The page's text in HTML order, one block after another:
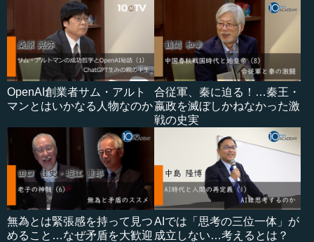
OpenAI創業者サム・アルト
マンとはいかなる人物なのか
合従軍、秦に迫る！…秦王・
嬴政を滅ぼしかねなかった激
戦の史実
無為とは緊張感を持って見つ
めること…なぜ矛盾を大歓迎
AIでは「思考の三位一体」が
成立しない…考えるとは？